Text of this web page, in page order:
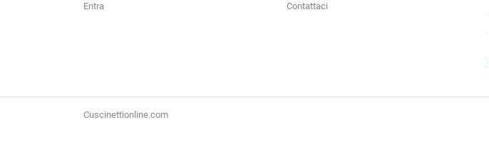
Entra
Contattaci
Cuscinettionline.com